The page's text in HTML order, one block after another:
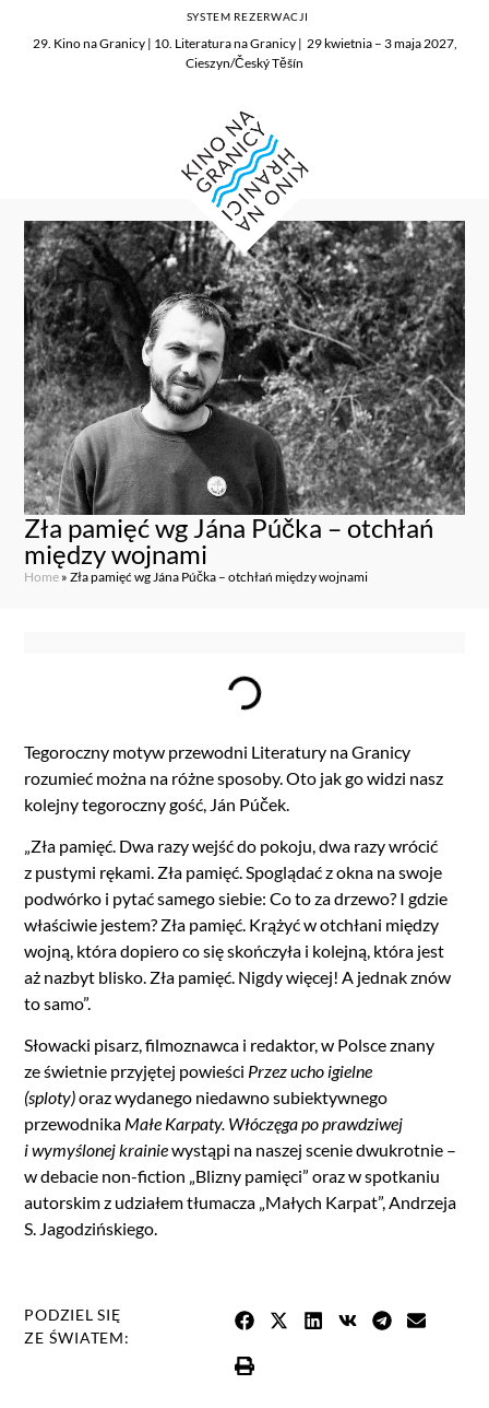
29. Kino na Granicy | 10. Literatura na Granicy | 29 kwietnia – 3 maja 2027,
Cieszyn/Český Těšín
SYSTEM REZERWACJI
Zła pamięć wg Jána Púčka – otchłań
między wojnami
Home »Zła pamięć wg Jána Púčka – otchłań między wojnami
Tegoroczny motyw przewodni Literatury na Granicy
rozumieć można na różne sposoby. Oto jak go widzi nasz
kolejny tegoroczny gość, Ján Púček.
„Zła pamięć. Dwa razy wejść do pokoju, dwa razy wrócić
z pustymi rękami. Zła pamięć. Spoglądać z okna na swoje
podwórko i pytać samego siebie: Co to za drzewo? I gdzie
właściwie jestem? Zła pamięć. Krążyć w otchłani między
wojną, która dopiero co się skończyła i kolejną, która jest
aż nazbyt blisko. Zła pamięć. Nigdy więcej! A jednak znów
to samo”.
Słowacki pisarz, filmoznawca i redaktor, w Polsce znany
ze świetnie przyjętej powieści Przez ucho igielne
(sploty)oraz wydanego niedawno subiektywnego
przewodnika Małe Karpaty. Włóczęga po prawdziwej
i wymyślonej krainiewystąpi na naszej scenie dwukrotnie –
w debacie non-fiction „Blizny pamięci” oraz w spotkaniu
autorskim z udziałem tłumacza „Małych Karpat”, Andrzeja
S. Jagodzińskiego.
PODZIEL SIĘ
ZE ŚWIATEM: